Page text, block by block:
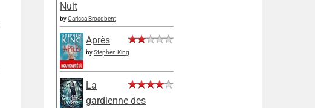
Nuit
byCarissa Broadbent
Après
byStephen King
La
gardienne des